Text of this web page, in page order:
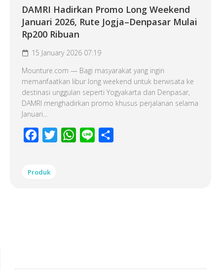
DAMRI Hadirkan Promo Long Weekend
Januari 2026, Rute Jogja–Denpasar Mulai
Rp200 Ribuan
15 January 2026 07:19
Mounture.com — Bagi masyarakat yang ingin
memanfaatkan libur long weekend untuk berwisata ke
destinasi unggulan seperti Yogyakarta dan Denpasar,
DAMRI menghadirkan promo khusus perjalanan selama
Januari...
Facebook
Twitter WhatsApp
Line
Produk